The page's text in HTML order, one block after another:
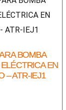
BOMBA
EN
– ATR-IEJ1